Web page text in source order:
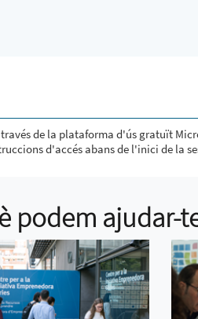
de la plataforma d'ús gratuït
d'accés abans de l'inici de la
podem ajudar-